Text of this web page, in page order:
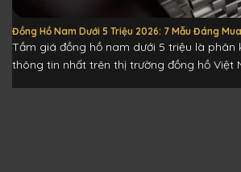
Đồng Hồ Nam Dưới 5 Triệu 2026: 7 Mẫu Đáng
Tầm giá đồng hồ nam dưới 5 triệu là phân
thông tin nhất trên thị trường đồng hồ Việt